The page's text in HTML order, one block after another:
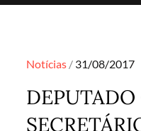
Notícias Posted
31/08/2017